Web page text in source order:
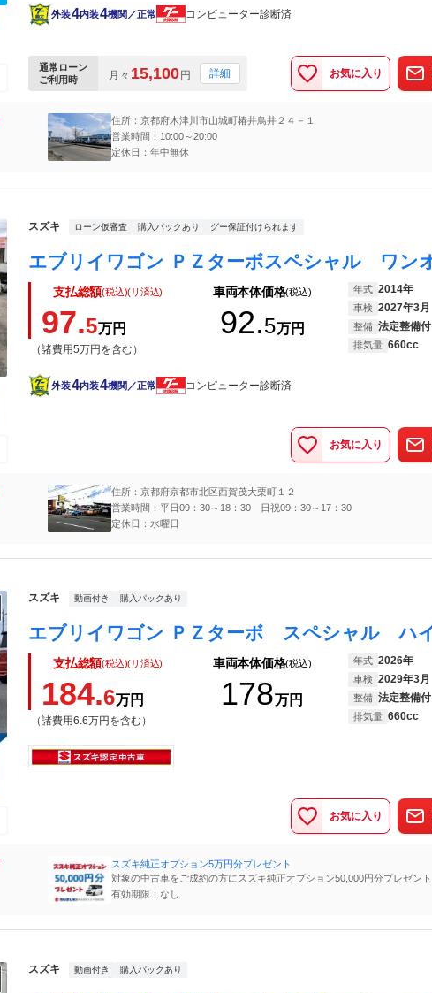
外装4内装4機関／正常 コンピューター診断済
通常ローン
ご利用時
月々 15,100円 詳細 お気に入り
住所：京都府木津川市山城町椿井鳥井２４－１
営業時間：10:00～20:00
定休日：年中無休
スズキ ローン仮審査 購入パックあり グー保証付けられます
支払総額(税込)(リ済込)
97.5万円
（諸費用5万円を含む）
車両本体価格(税込)
92.5万円
年式 2014年
車検 2027年3月
整備 法定整備付
排気量 660cc
外装4内装4機関／正常 コンピューター診断済
お気に入り
住所：京都府京都市北区西賀茂大栗町１２
営業時間：平日09：30～18：30 日祝09：30～17：30
定休日：水曜日
スズキ 動画付き 購入パックあり
支払総額(税込)(リ済込)
184.6万円
（諸費用6.6万円を含む）
車両本体価格(税込)
178万円
年式 2026年
車検 2029年3月
整備 法定整備付
排気量 660cc
お気に入り
スズキ純正オプション5万円分プレゼント
対象の中古車をご成約の方にスズキ純正オプション50,000円分プレゼント
（期間限定）
有効期限：なし
スズキ 動画付き 購入パックあり